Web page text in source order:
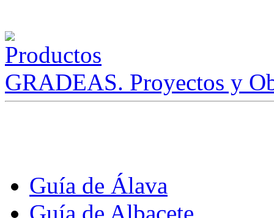
GRADEAS. Proyectos y
Guía de Álava
Guía de Albacete